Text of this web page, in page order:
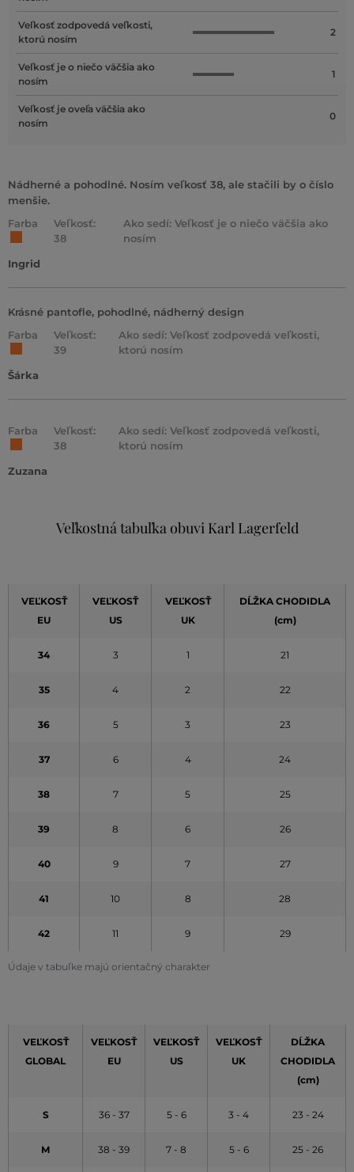
Veľkosť zodpovedá veľkosti,
ktorú nosím
2
Veľkosť je o niečo väčšia ako
nosím
1
Veľkosť je oveľa väčšia ako
nosím
0
Nádherné a pohodlné. Nosím veľkosť 38, ale stačili by o číslo
menšie.
Farba
Veľkosť:
38
Ako sedí: Veľkosť je o niečo väčšia ako
nosím
Ingrid
Krásné pantofle, pohodlné, nádherný design
Farba
Veľkosť:
39
Ako sedí: Veľkosť zodpovedá veľkosti,
ktorú nosím
Šárka
Farba
Veľkosť:
38
Ako sedí: Veľkosť zodpovedá veľkosti,
ktorú nosím
Zuzana
Veľkostná tabuľka obuvi Karl Lagerfeld
Údaje v tabuľke majú orientačný charakter
VEĽKOSŤ
EU
VEĽKOSŤ
US
VEĽKOSŤ
UK
DĹŽKA CHODIDLA
(cm)
34 3 1 21
35 4 2 22
36 5 3 23
37 6 4 24
38 7 5 25
39 8 6 26
40 9 7 27
41 10 8 28
42 11 9 29
VEĽKOSŤ
GLOBAL
VEĽKOSŤ
EU
VEĽKOSŤ
US
VEĽKOSŤ
UK
DĹŽKA
CHODIDLA
(cm)
S 36 - 37 5 - 6 3 - 4 23 - 24
M 38 - 39 7 - 8 5 - 6 25 - 26